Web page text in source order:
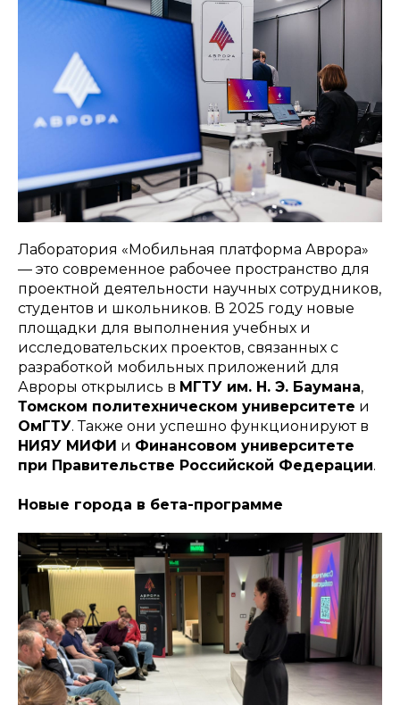
Лаборатория «Мобильная платформа Аврора»
— это современное рабочее пространство для
проектной деятельности научных сотрудников,
студентов и школьников. В 2025 году новые
площадки для выполнения учебных и
исследовательских проектов, связанных с
разработкой мобильных приложений для
Авроры открылись в МГТУ им. Н. Э. Баумана,
Томском политехническом университете и
ОмГТУ. Также они успешно функционируют в
НИЯУ МИФИ и Финансовом университете
при Правительстве Российской Федерации.
Новые города в бета-программе